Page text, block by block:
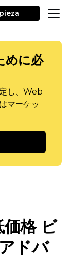
めに必
し、Web
マーケッ
価格ビ
ドバ